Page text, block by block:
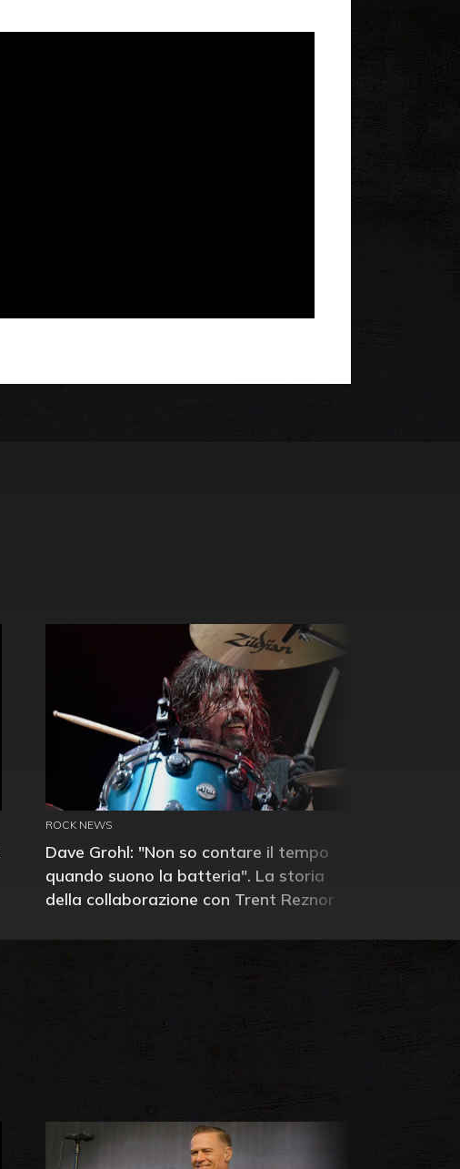
ROCK NEWS
Dave Grohl: "Non so contare il tempo
quando suono la batteria". La storia
della collaborazione con Trent Reznor